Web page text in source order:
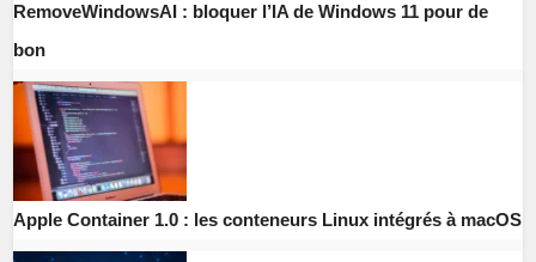
RemoveWindowsAI : bloquer l’IA de Windows 11 pour de
bon
Apple Container 1.0 : les conteneurs Linux intégrés à macOS